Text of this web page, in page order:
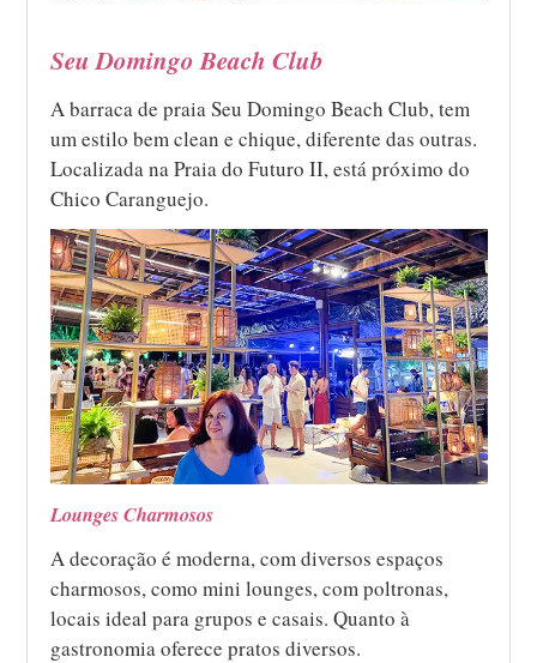
Seu Domingo Beach Club
A barraca de praia Seu Domingo Beach Club, tem
um estilo bem clean e chique, diferente das outras.
Localizada na Praia do Futuro II, está próximo do
Chico Caranguejo.
Lounges Charmosos
A decoração é moderna, com diversos espaços
charmosos, como mini lounges, com poltronas,
locais ideal para grupos e casais. Quanto à
gastronomia oferece pratos diversos.